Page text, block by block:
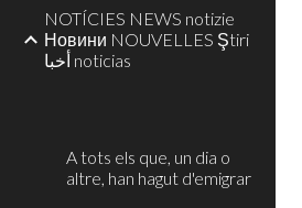
NOTÍCIES NEWS notizie
Новини NOUVELLES Ştiri
أخبا noticias
A tots els que, un dia o
altre, han hagut d'emigrar